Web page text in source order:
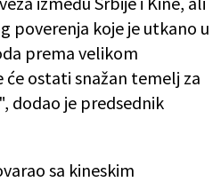
poverenja koje je utkano u
prema velikom
će ostati snažan temelj za
dodao je predsednik
sa kineskim